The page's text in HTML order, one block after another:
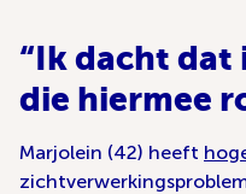
“Ik dacht dat
die hiermee
Marjolein (42) heeft